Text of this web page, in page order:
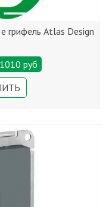
грифель Atlas Design
1010 руб